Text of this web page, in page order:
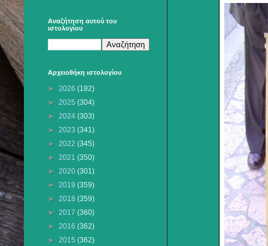
Αναζήτηση αυτού του
ιστολογίου
Αρχειοθήκη ιστολογίου
► 2026 (182)
► 2025 (304)
► 2024 (303)
► 2023 (341)
► 2022 (345)
► 2021 (350)
► 2020 (301)
► 2019 (359)
► 2018 (359)
► 2017 (360)
► 2016 (362)
► 2015 (362)